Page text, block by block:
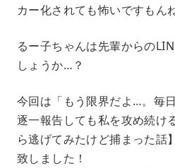
カー化されても怖いですもん
るー子ちゃんは先輩からの
しょうか…？
今回は「もう限界だよ…。毎
逐一報告しても私を攻め続け
ら逃げてみたけど捕まった話
致しました！